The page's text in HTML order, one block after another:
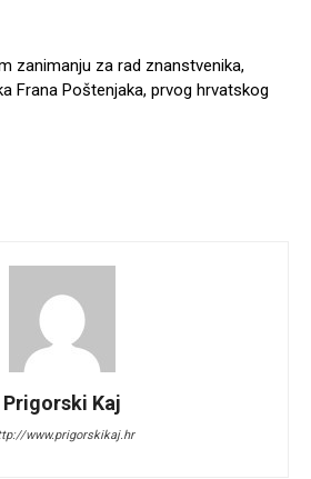
zanimanju za rad znanstvenika,
Frana Poštenjaka, prvog hrvatskog
Prigorski Kaj
www.prigorskikaj.hr